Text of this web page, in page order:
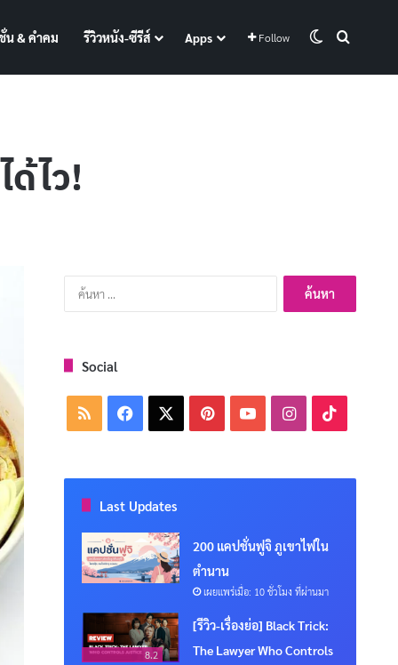
น & คำคม รีวิวหนัง-ซีรีส์ Apps Follow Switch skin
ด้ไว!
ค้นหา
สำหรับ:
Social
RSS Facebook PinterestYouTubeInstagram
Last Updates
200 แคปชั่นฟูจิ ภูเขาไฟใน
ตำนาน
เผยแพร่เมื่อ: 10 ชั่วโมง ที่ผ่านมา
8.2
[รีวิว-เรื่องย่อ] Black Trick:
The Lawyer Who Controls